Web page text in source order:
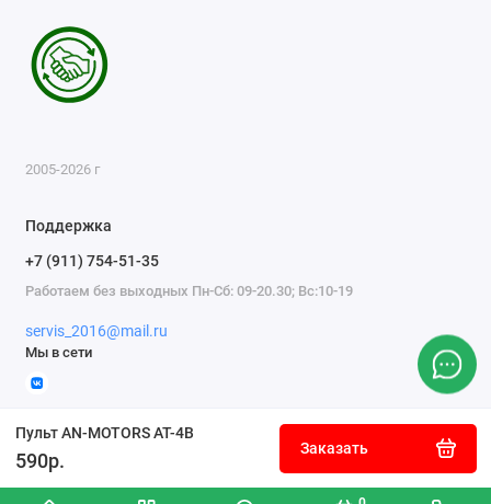
Пульт AN-MOTORS AT-4B
590р.
Заказать
2005-2026 г
Поддержка
+7 (911) 754-51-35
Работаем без выходных Пн-Сб: 09-20.30; Вс:10-19
servis_2016@mail.ru
Мы в сети